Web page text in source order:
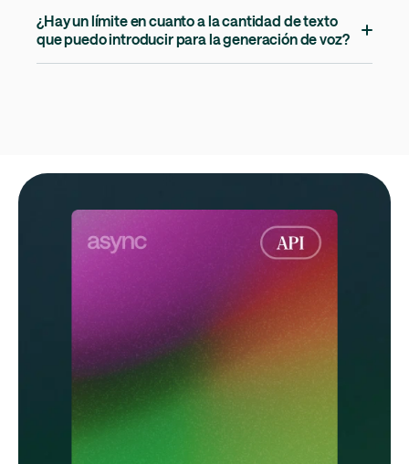
¿Hay un límite en cuanto a la cantidad de texto
que puedo introducir para la generación de voz?